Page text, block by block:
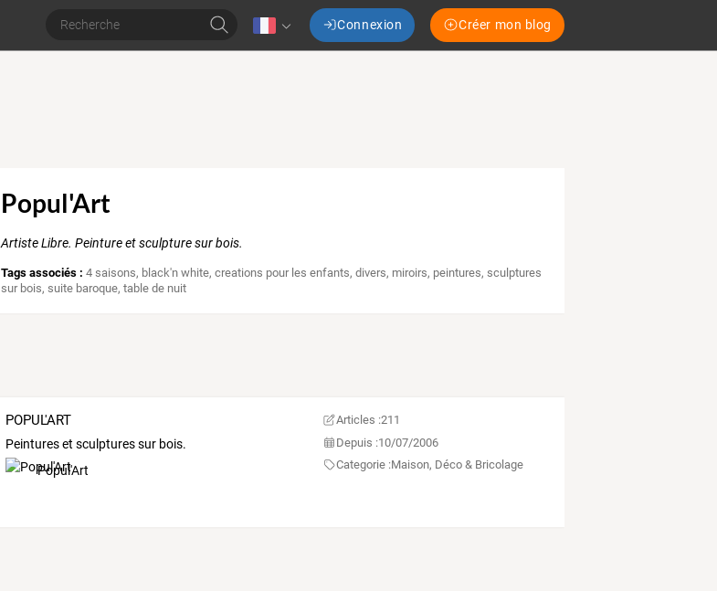
Connexion Créer mon blog
Popul'Art
Artiste Libre. Peinture et sculpture sur bois.
Tags associés : 4 saisons, black'n white,creations pour les enfants,divers, miroirs, peintures,sculptures
sur bois,suite baroque,table de nuit
POPUL'ART
Peintures et sculptures sur bois.
Popul'Art
Articles :211
Depuis :10/07/2006
Categorie :Maison, Déco & Bricolage